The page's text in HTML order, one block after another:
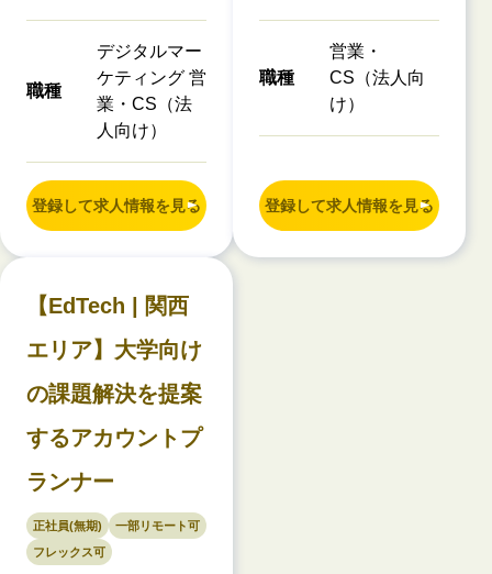
職種
デジタルマー
ケティング 営
業・CS（法
人向け）
登録して求人情報を見る
職種
営業・
CS（法人向
け）
登録して求人情報を見る
【EdTech | 関西
エリア】大学向け
の課題解決を提案
するアカウントプ
ランナー
正社員(無期)
一部リモート可
フレックス可